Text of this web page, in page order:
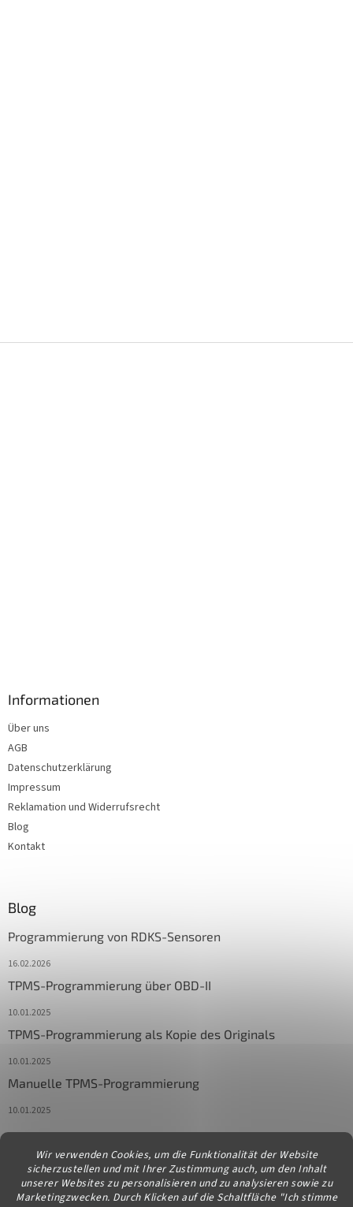
Wir verwenden Cookies, um die Funktionalität der Website
sicherzustellen und mit Ihrer Zustimmung auch, um den Inhalt
unserer Websites zu personalisieren und zu analysieren sowie zu
Marketingzwecken. Durch Klicken auf die Schaltfläche "Ich stimme
Informationen
Über uns
AGB
Datenschutzerklärung
Impressum
Reklamation und Widerrufsrecht
Blog
Kontakt
Blog
Programmierung von RDKS-Sensoren
16.02.2026
TPMS-Programmierung über OBD-II
10.01.2025
TPMS-Programmierung als Kopie des Originals
10.01.2025
Manuelle TPMS-Programmierung
10.01.2025
Kontakt
info@diagstore.at